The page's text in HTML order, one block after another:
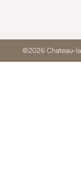
©2026 Chateau-